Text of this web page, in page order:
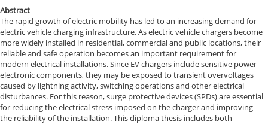
Abstract
The rapid growth of electric mobility has led to an increasing demand for
electric vehicle charging infrastructure. As electric vehicle chargers become
more widely installed in residential, commercial and public locations, their
reliable and safe operation becomes an important requirement for
modern electrical installations. Since EV chargers include sensitive power
electronic components, they may be exposed to transient overvoltages
caused by lightning activity, switching operations and other electrical
disturbances. For this reason, surge protective devices (SPDs) are essential
for reducing the electrical stress imposed on the charger and improving
the reliability of the installation. This diploma thesis includes both